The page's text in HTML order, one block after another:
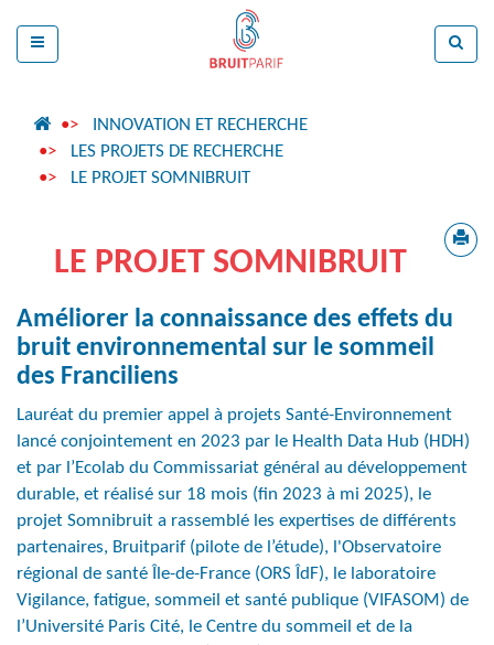
INNOVATION ET RECHERCHE
LES PROJETS DE RECHERCHE
LE PROJET SOMNIBRUIT
LE PROJET SOMNIBRUIT
Améliorer la connaissance des effets du
bruit environnemental sur le sommeil
des Franciliens
Lauréat du premier appel à projets Santé-Environnement
lancé conjointement en 2023 par le Health Data Hub (HDH)
et par l’Ecolab du Commissariat général au développement
durable, et réalisé sur 18 mois (fin 2023 à mi 2025), le
projet Somnibruit a rassemblé les expertises de différents
partenaires, Bruitparif (pilote de l’étude), l'Observatoire
régional de santé Île-de-France (ORS ÎdF), le laboratoire
Vigilance, fatigue, sommeil et santé publique (VIFASOM) de
l’Université Paris Cité, le Centre du sommeil et de la